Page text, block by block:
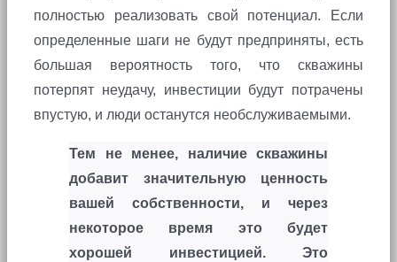
полностью реализовать свой потенциал. Если
определенные шаги не будут предприняты, есть
большая вероятность того, что скважины
потерпят неудачу, инвестиции будут потрачены
впустую, и люди останутся необслуживаемыми.
Тем не менее, наличие скважины
добавит значительную ценность
вашей собственности, и через
некоторое время это будет
хорошей инвестицией. Это